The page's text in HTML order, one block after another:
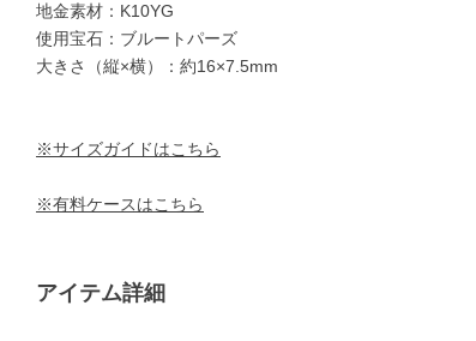
13,000円 18,000円
地金素材：K10YG
使用宝石：ブルートパーズ
大きさ（縦×横）：約16×7.5mm
※サイズガイドはこちら
※有料ケースはこちら
アイテム詳細